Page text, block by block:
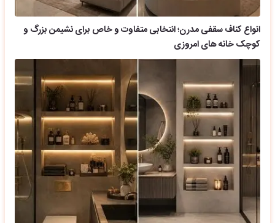
انواع کناف سقفی مدرن؛ انتخابی متفاوت و خاص برای نشیمن بزرگ و
کوچک خانه های امروزی